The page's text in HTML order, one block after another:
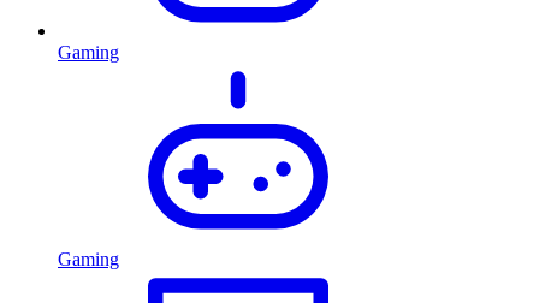
Gaming
Gaming